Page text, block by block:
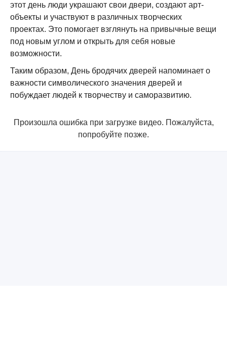
этот день люди украшают свои двери, создают арт-
объекты и участвуют в различных творческих
проектах. Это помогает взглянуть на привычные вещи
под новым углом и открыть для себя новые
возможности.
Таким образом, День бродячих дверей напоминает о
важности символического значения дверей и
побуждает людей к творчеству и саморазвитию.
Произошла ошибка при загрузке видео. Пожалуйста,
попробуйте позже.